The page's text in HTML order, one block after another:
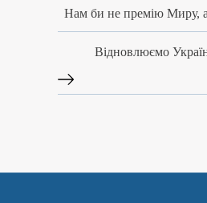
Нам би не премію Миру,
Відновлюємо